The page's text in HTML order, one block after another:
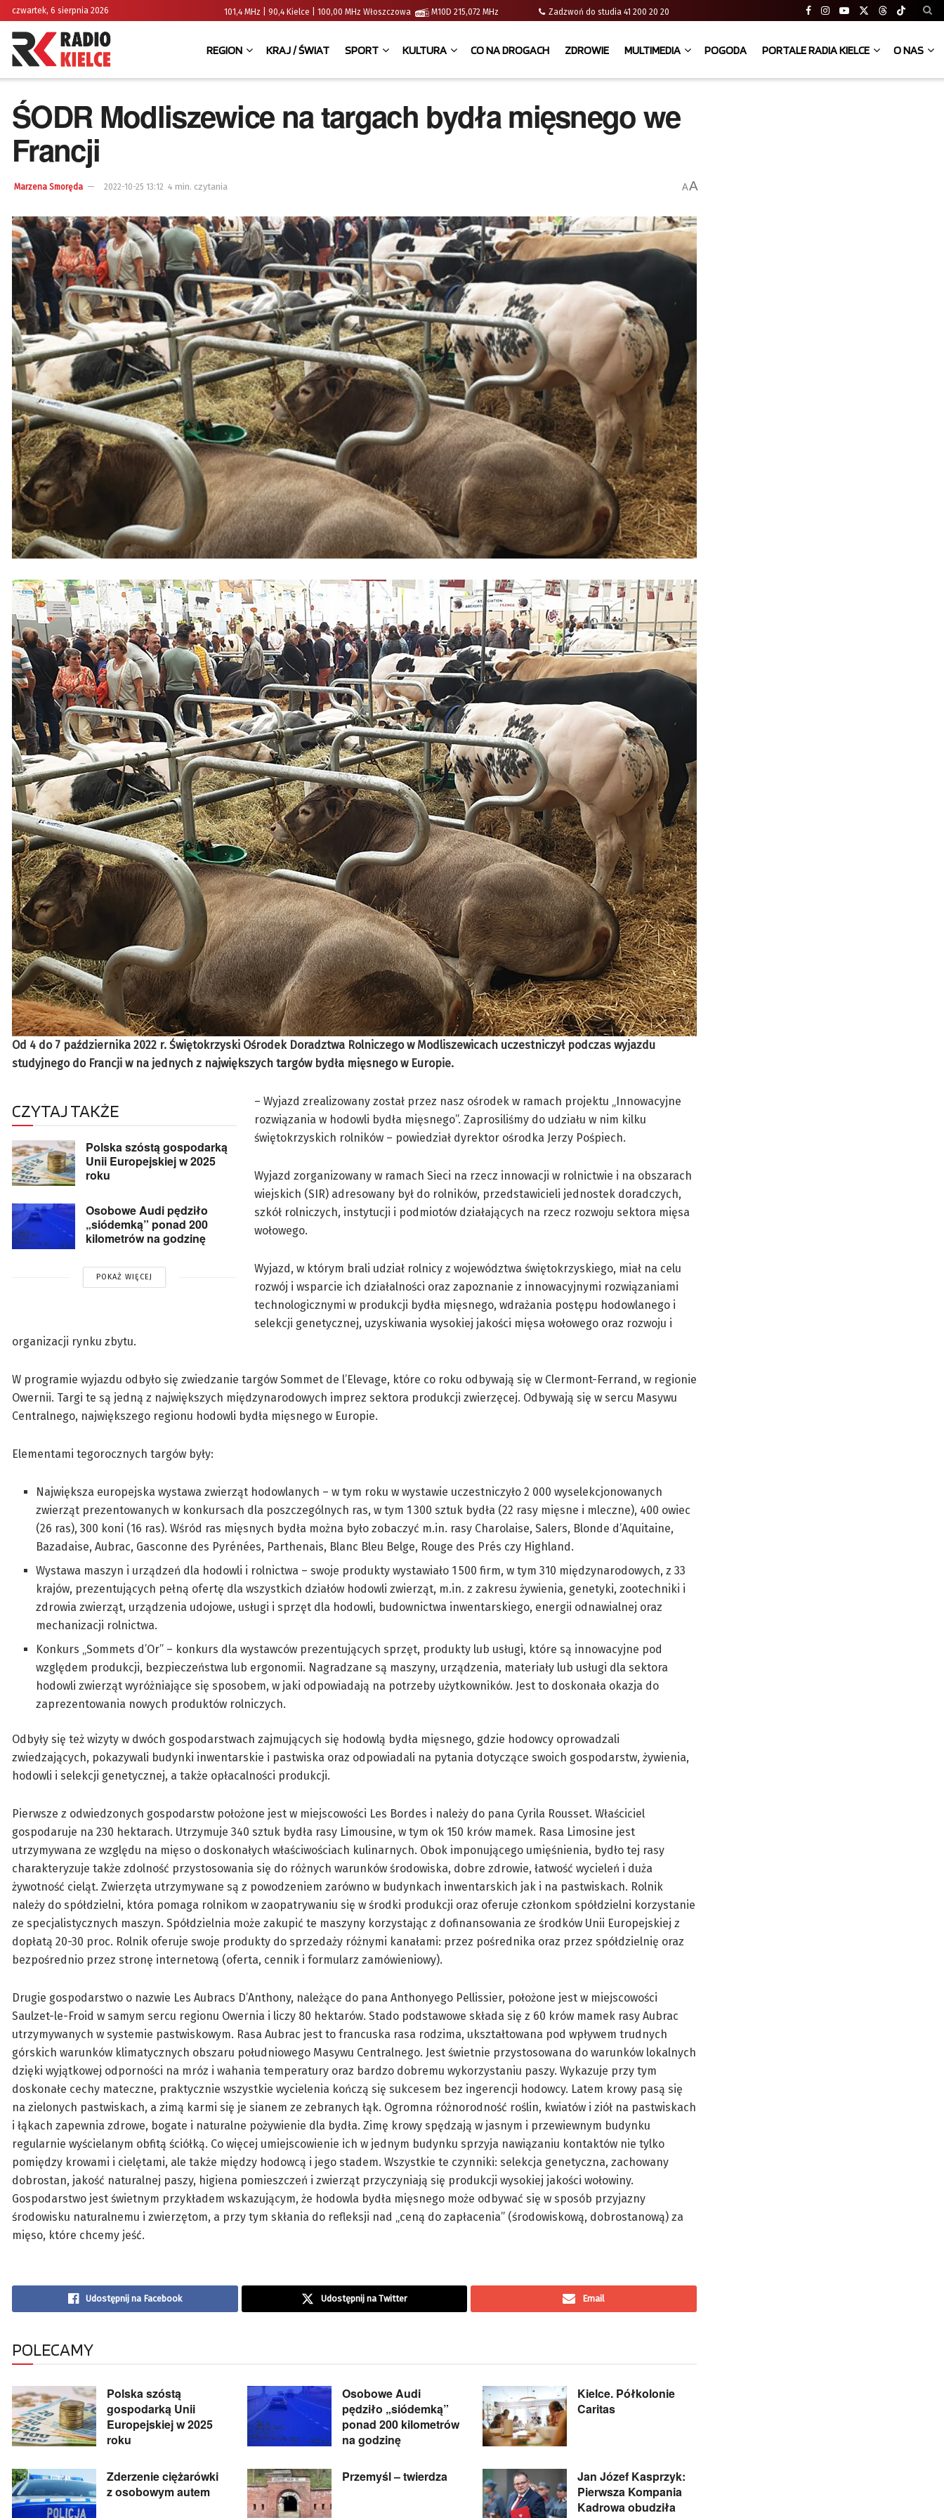
czwartek, 6 sierpnia 2026 101,4 MHz | 90,4 Kielce | 100,00 MHz Włoszczowa M10D 215,072 MHz Zadzwoń do studia 41 200 20 20
REGION KRAJ / ŚWIAT SPORT KULTURA CO NA DROGACH ZDROWIE MULTIMEDIA POGODA PORTALE RADIA KIELCE O NAS
ŚODR Modliszewice na targach bydła mięsnego we
Francji
Marzena Smoręda 2022-10-25 13:12 4 min. czytania AA
Od 4 do 7 października 2022 r. Świętokrzyski Ośrodek Doradztwa Rolniczego w Modliszewicach uczestniczył podczas wyjazdu
studyjnego do Francji w na jednych z największych targów bydła mięsnego w Europie.
CZYTAJ TAKŻE
Polska szóstą gospodarką
Unii Europejskiej w 2025
roku
Osobowe Audi pędziło
„siódemką” ponad 200
kilometrów na godzinę
POKAŻ WIĘCEJ
– Wyjazd zrealizowany został przez nasz ośrodek w ramach projektu „Innowacyjne
rozwiązania w hodowli bydła mięsnego”. Zaprosiliśmy do udziału w nim kilku
świętokrzyskich rolników – powiedział dyrektor ośrodka Jerzy Pośpiech.
Wyjazd zorganizowany w ramach Sieci na rzecz innowacji w rolnictwie i na obszarach
wiejskich (SIR) adresowany był do rolników, przedstawicieli jednostek doradczych,
szkół rolniczych, instytucji i podmiotów działających na rzecz rozwoju sektora mięsa
wołowego.
Wyjazd, w którym brali udział rolnicy z województwa świętokrzyskiego, miał na celu
rozwój i wsparcie ich działalności oraz zapoznanie z innowacyjnymi rozwiązaniami
technologicznymi w produkcji bydła mięsnego, wdrażania postępu hodowlanego i
selekcji genetycznej, uzyskiwania wysokiej jakości mięsa wołowego oraz rozwoju i
organizacji rynku zbytu.
W programie wyjazdu odbyło się zwiedzanie targów Sommet de l’Elevage, które co roku odbywają się w Clermont-Ferrand, w regionie
Owernii. Targi te są jedną z największych międzynarodowych imprez sektora produkcji zwierzęcej. Odbywają się w sercu Masywu
Centralnego, największego regionu hodowli bydła mięsnego w Europie.
Elementami tegorocznych targów były:
Największa europejska wystawa zwierząt hodowlanych – w tym roku w wystawie uczestniczyło 2 000 wyselekcjonowanych
zwierząt prezentowanych w konkursach dla poszczególnych ras, w tym 1 300 sztuk bydła (22 rasy mięsne i mleczne), 400 owiec
(26 ras), 300 koni (16 ras). Wśród ras mięsnych bydła można było zobaczyć m.in. rasy Charolaise, Salers, Blonde d’Aquitaine,
Bazadaise, Aubrac, Gasconne des Pyrénées, Parthenais, Blanc Bleu Belge, Rouge des Prés czy Highland.
Wystawa maszyn i urządzeń dla hodowli i rolnictwa – swoje produkty wystawiało 1 500 firm, w tym 310 międzynarodowych, z 33
krajów, prezentujących pełną ofertę dla wszystkich działów hodowli zwierząt, m.in. z zakresu żywienia, genetyki, zootechniki i
zdrowia zwierząt, urządzenia udojowe, usługi i sprzęt dla hodowli, budownictwa inwentarskiego, energii odnawialnej oraz
mechanizacji rolnictwa.
Konkurs „Sommets d’Or” – konkurs dla wystawców prezentujących sprzęt, produkty lub usługi, które są innowacyjne pod
względem produkcji, bezpieczeństwa lub ergonomii. Nagradzane są maszyny, urządzenia, materiały lub usługi dla sektora
hodowli zwierząt wyróżniające się sposobem, w jaki odpowiadają na potrzeby użytkowników. Jest to doskonała okazja do
zaprezentowania nowych produktów rolniczych.
Odbyły się też wizyty w dwóch gospodarstwach zajmujących się hodowlą bydła mięsnego, gdzie hodowcy oprowadzali
zwiedzających, pokazywali budynki inwentarskie i pastwiska oraz odpowiadali na pytania dotyczące swoich gospodarstw, żywienia,
hodowli i selekcji genetycznej, a także opłacalności produkcji.
Pierwsze z odwiedzonych gospodarstw położone jest w miejscowości Les Bordes i należy do pana Cyrila Rousset. Właściciel
gospodaruje na 230 hektarach. Utrzymuje 340 sztuk bydła rasy Limousine, w tym ok 150 krów mamek. Rasa Limosine jest
utrzymywana ze względu na mięso o doskonałych właściwościach kulinarnych. Obok imponującego umięśnienia, bydło tej rasy
charakteryzuje także zdolność przystosowania się do różnych warunków środowiska, dobre zdrowie, łatwość wycieleń i duża
żywotność cieląt. Zwierzęta utrzymywane są z powodzeniem zarówno w budynkach inwentarskich jak i na pastwiskach. Rolnik
należy do spółdzielni, która pomaga rolnikom w zaopatrywaniu się w środki produkcji oraz oferuje członkom spółdzielni korzystanie
ze specjalistycznych maszyn. Spółdzielnia może zakupić te maszyny korzystając z dofinansowania ze środków Unii Europejskiej z
dopłatą 20-30 proc. Rolnik oferuje swoje produkty do sprzedaży różnymi kanałami: przez pośrednika oraz przez spółdzielnię oraz
bezpośrednio przez stronę internetową (oferta, cennik i formularz zamówieniowy).
Drugie gospodarstwo o nazwie Les Aubracs D’Anthony, należące do pana Anthonyego Pellissier, położone jest w miejscowości
Saulzet-le-Froid w samym sercu regionu Owernia i liczy 80 hektarów. Stado podstawowe składa się z 60 krów mamek rasy Aubrac
utrzymywanych w systemie pastwiskowym. Rasa Aubrac jest to francuska rasa rodzima, ukształtowana pod wpływem trudnych
górskich warunków klimatycznych obszaru południowego Masywu Centralnego. Jest świetnie przystosowana do warunków lokalnych
dzięki wyjątkowej odporności na mróz i wahania temperatury oraz bardzo dobremu wykorzystaniu paszy. Wykazuje przy tym
doskonałe cechy mateczne, praktycznie wszystkie wycielenia kończą się sukcesem bez ingerencji hodowcy. Latem krowy pasą się
na zielonych pastwiskach, a zimą karmi się je sianem ze zebranych łąk. Ogromna różnorodność roślin, kwiatów i ziół na pastwiskach
i łąkach zapewnia zdrowe, bogate i naturalne pożywienie dla bydła. Zimę krowy spędzają w jasnym i przewiewnym budynku
regularnie wyścielanym obfitą ściółką. Co więcej umiejscowienie ich w jednym budynku sprzyja nawiązaniu kontaktów nie tylko
pomiędzy krowami i cielętami, ale także między hodowcą i jego stadem. Wszystkie te czynniki: selekcja genetyczna, zachowany
dobrostan, jakość naturalnej paszy, higiena pomieszczeń i zwierząt przyczyniają się produkcji wysokiej jakości wołowiny.
Gospodarstwo jest świetnym przykładem wskazującym, że hodowla bydła mięsnego może odbywać się w sposób przyjazny
środowisku naturalnemu i zwierzętom, a przy tym skłania do refleksji nad „ceną do zapłacenia” (środowiskową, dobrostanową) za
mięso, które chcemy jeść.
Udostępnij na Facebook Udostępnij na Twitter Email
POLECAMY
Polska szóstą
gospodarką Unii
Europejskiej w 2025
roku
Osobowe Audi
pędziło „siódemką”
ponad 200 kilometrów
na godzinę
Kielce. Półkolonie
Caritas
Zderzenie ciężarówki
z osobowym autem
Przemyśl – twierdza
Jan Józef Kasprzyk:
Pierwsza Kompania
Kadrowa obudziła